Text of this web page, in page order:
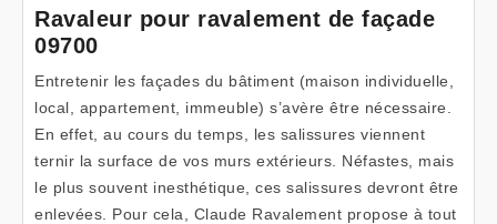
Ravaleur pour ravalement de façade
09700
Entretenir les façades du bâtiment (maison individuelle,
local, appartement, immeuble) s’avère être nécessaire.
En effet, au cours du temps, les salissures viennent
ternir la surface de vos murs extérieurs. Néfastes, mais
le plus souvent inesthétique, ces salissures devront être
enlevées. Pour cela, Claude Ravalement propose à tout